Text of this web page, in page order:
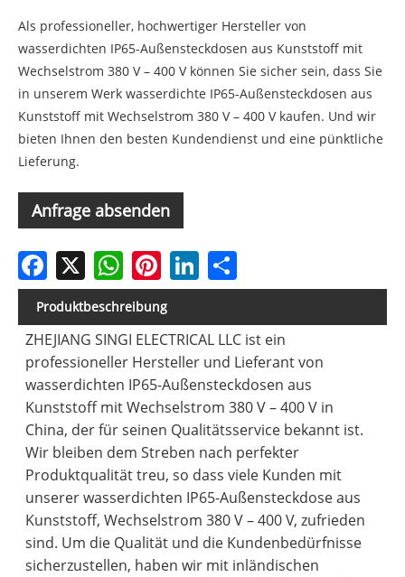
Als professioneller, hochwertiger Hersteller von
wasserdichten IP65-Außensteckdosen aus Kunststoff mit
Wechselstrom 380 V – 400 V können Sie sicher sein, dass Sie
in unserem Werk wasserdichte IP65-Außensteckdosen aus
Kunststoff mit Wechselstrom 380 V – 400 V kaufen. Und wir
bieten Ihnen den besten Kundendienst und eine pünktliche
Lieferung.
Anfrage absenden
Facebook WhatsAppPinterestLinkedIn
Produktbeschreibung
ZHEJIANG SINGI ELECTRICAL LLC ist ein
professioneller Hersteller und Lieferant von
wasserdichten IP65-Außensteckdosen aus
Kunststoff mit Wechselstrom 380 V – 400 V in
China, der für seinen Qualitätsservice bekannt ist.
Wir bleiben dem Streben nach perfekter
Produktqualität treu, so dass viele Kunden mit
unserer wasserdichten IP65-Außensteckdose aus
Kunststoff, Wechselstrom 380 V – 400 V, zufrieden
sind. Um die Qualität und die Kundenbedürfnisse
sicherzustellen, haben wir mit inländischen